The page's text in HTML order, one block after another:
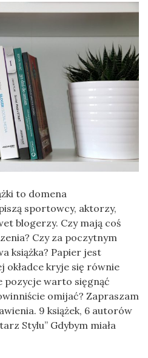
to domena
sportowcy, aktorzy,
blogerzy. Czy mają coś
Czy za poczytnym
książka? Papier jest
okładce kryje się równie
pozycje warto sięgnąć
omijać? Zapraszam
9 książek, 6 autorów
Stylu” Gdybym miała